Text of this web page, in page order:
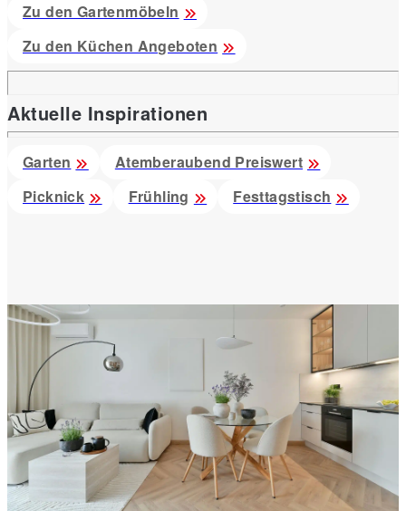
Zu den Gartenmöbeln
Zu den Küchen Angeboten
Aktuelle Inspirationen
Garten
Atemberaubend Preiswert
Picknick
Frühling Festtagstisch